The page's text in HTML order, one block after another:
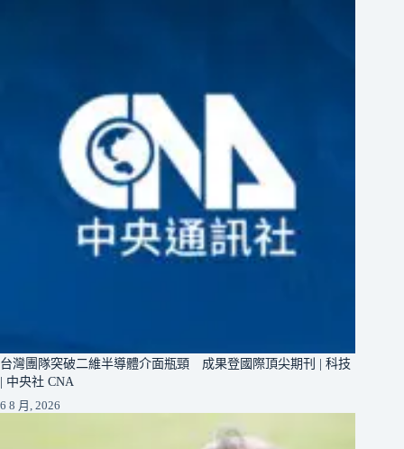
台灣團隊突破二維半導體介面瓶頸 成果登國際頂尖期刊 | 科技
| 中央社 CNA
6 8 月, 2026